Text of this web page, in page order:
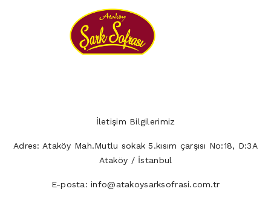
İletişim Bilgilerimiz
Adres: Ataköy Mah.Mutlu sokak 5.kısım çarşısı No:18, D:3A
Ataköy / İstanbul
E-posta: info@atakoysarksofrasi.com.tr